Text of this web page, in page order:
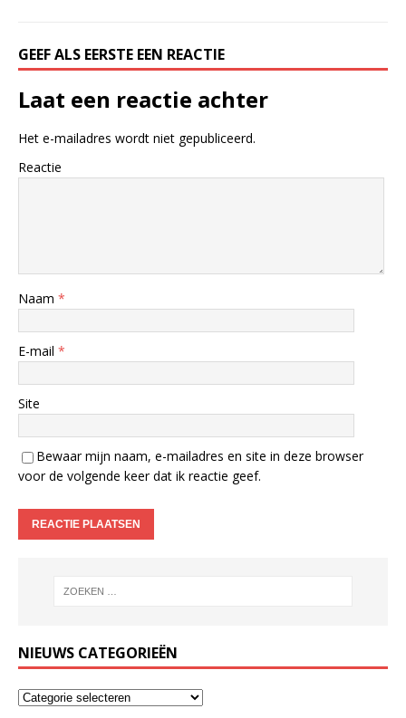
GEEF ALS EERSTE EEN REACTIE
Laat een reactie achter
Het e-mailadres wordt niet gepubliceerd.
Reactie
Naam *
E-mail *
Site
Bewaar mijn naam, e-mailadres en site in deze browser
voor de volgende keer dat ik reactie geef.
NIEUWS CATEGORIEËN